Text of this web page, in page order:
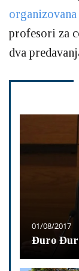
profesori za
dva
01/08/2017
Đuro